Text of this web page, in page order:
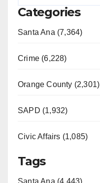
Categories
Santa Ana (7,364)
Crime (6,228)
Orange County (2,301)
SAPD (1,932)
Civic Affairs (1,085)
Tags
Santa Ana (4,443)